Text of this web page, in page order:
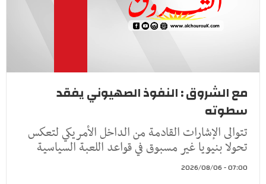
مع الشروق : النفوذ الصهيوني يفقد
سطوته
تتوالى الإشارات القادمة من الداخل الأمريكي لتعكس
تحولا بنيويا غير مسبوق في قواعد اللعبة السياسية
07:00 - 2026/08/06